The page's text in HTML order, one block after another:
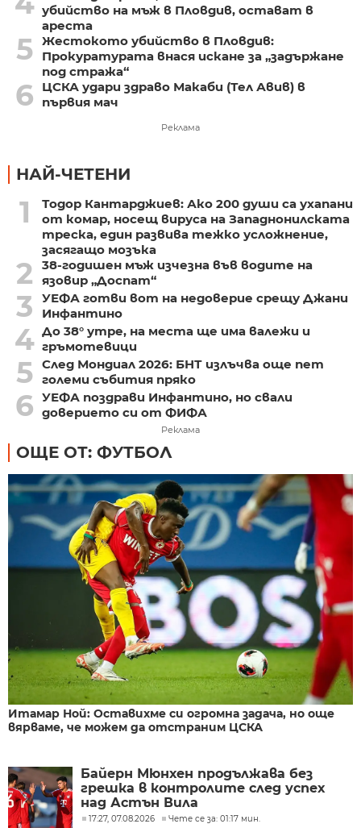
убийство на мъж в Пловдив, остават в
ареста
5 Жестокото убийство в Пловдив:
Прокуратурата внася искане за „задържане
под стража“
6
ЦСКА удари здраво Макаби (Тел Авив) в
първия мач
Реклама
НАЙ-ЧЕТЕНИ
1
Тодор Кантарджиев: Ако 200 души са ухапани
от комар, носещ вируса на Западнонилската
треска, един развива тежко усложнение,
засягащо мозъка
2
38-годишен мъж изчезна във водите на
язовир „Доспат“
3
УЕФА готви вот на недоверие срещу Джани
Инфантино
4 До 38° утре, на места ще има валежи и
гръмотевици
5 След Мондиал 2026: БНТ излъчва още пет
големи събития пряко
6 УЕФА поздрави Инфантино, но свали
доверието си от ФИФА
Реклама
ОЩЕ ОТ: ФУТБОЛ
Итамар Ной: Оставихме си огромна задача, но още
вярваме, че можем да отстраним ЦСКА
Байерн Мюнхен продължава без
грешка в контролите след успех
над Астън Вила
17:27, 07.08.2026 Чете се за: 01:17 мин.